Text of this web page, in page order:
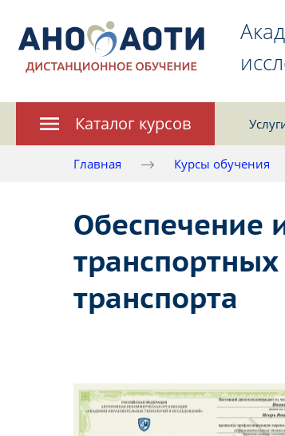
Каталог курсов
Главная Курсы обучения
Обеспечение
транспортных
транспорта